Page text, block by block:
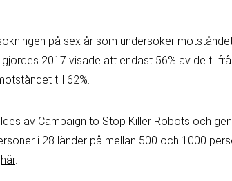
på sex år som undersöker
2017 visade att endast 56% av de
till 62%.
av Campaign to Stop Killer Robots och
i 28 länder på mellan 500 och 1000
här.